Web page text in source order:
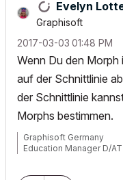
Evelyn
Graphisoft
‎2017-03-03 01:48 PM
Wenn Du den Morph
auf der Schnittlinie
der Schnittlinie
Morphs bestimmen.
Graphisoft Germany
Education Manager D/AT